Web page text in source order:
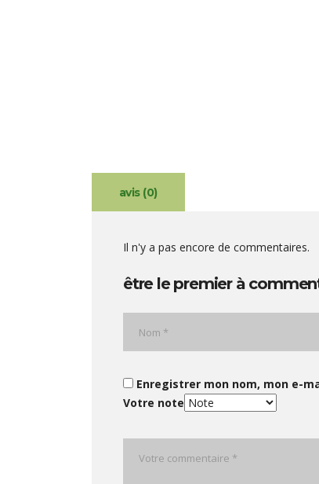
avis (0)
Il n'y a pas encore de commentaires.
être le premier à
Enregistrer mon nom, mon e-
Votre note